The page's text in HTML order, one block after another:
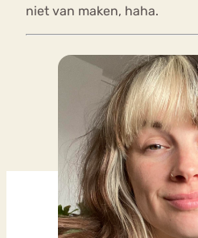
niet van maken, haha.